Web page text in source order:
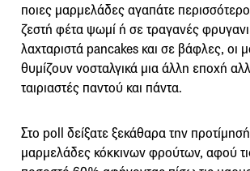
ποιες μαρμελάδες αγαπάτε
ζεστή φέτα ψωμί ή σε τραγανές
λαχταριστά pancakes και σε βάφλες, οι
θυμίζουν νοσταλγικά μια άλλη εποχή
ταιριαστές παντού και πάντα.
Στο poll δείξατε ξεκάθαρα την προτίμησή
μαρμελάδες κόκκινων φρούτων, αφού